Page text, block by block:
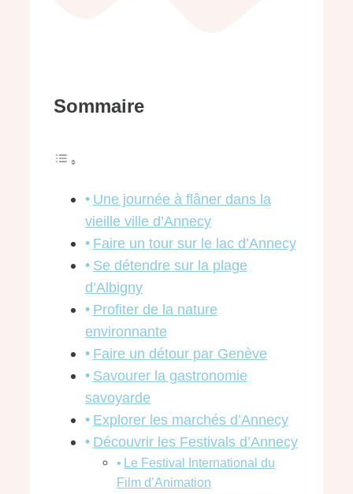
Sommaire
Une journée à flâner dans la
vieille ville d’Annecy
Faire un tour sur le lac d’Annecy
Se détendre sur la plage
d’Albigny
Profiter de la nature
environnante
Faire un détour par Genève
Savourer la gastronomie
savoyarde
Explorer les marchés d’Annecy
Découvrir les Festivals d’Annecy
Le Festival International du
Film d’Animation